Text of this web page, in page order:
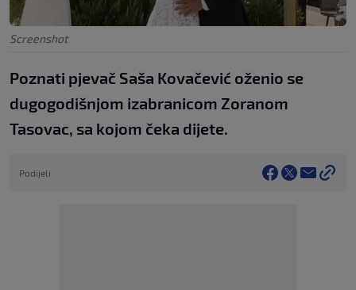
Screenshot
Poznati pjevač Saša Kovačević oženio se
dugogodišnjom izabranicom Zoranom
Tasovac, sa kojom čeka dijete.
Podijeli